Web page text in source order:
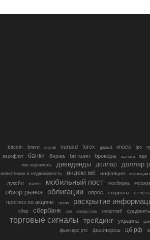
bitcoin brent cnyrub eurusd forex gbpusd imoex ipo
аэрофлот банки биржа биткоин брокеры валюта вдо
гмк норникель дивиденды доллар доллар
инвестиции в недвижимость индекс мб инфляция инфляция
лукойл магнит мобильный пост мосбиржа
обзор рынка облигации опрос опционы
прогноз по акциям
путин раскрытие
сбер сбербанк сво северсталь смартлаб
торговые сигналы трейдинг украина
фьючерс ртс фьючерсы цб рф